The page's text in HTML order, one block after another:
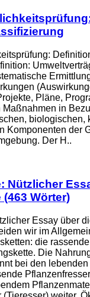
Pläne,
in
biologischen,
Komponenten der
Der H..
Nützlicher
Wörter)
Essay über
wir im
die
Die
bei den